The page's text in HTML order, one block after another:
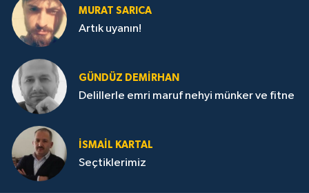
MURAT SARICA
Artık uyanın!
GÜNDÜZ DEMIRHAN
Delillerle emri maruf nehyi münker ve fitne
İSMAIL KARTAL
Seçtiklerimiz